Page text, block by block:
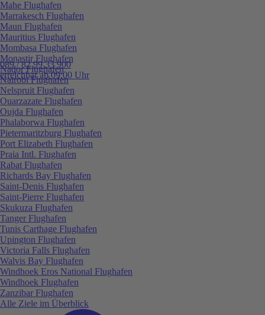
089 / 82 99 33 900
erreichbar ab 09:00 Uhr
Mahe Flughafen
Marrakesch Flughafen
Maun Flughafen
Mauritius Flughafen
Mombasa Flughafen
Monastir Flughafen
Nador Flughafen
Nairobi Flughafen
Nelspruit Flughafen
Ouarzazate Flughafen
Oujda Flughafen
Phalaborwa Flughafen
Pietermaritzburg Flughafen
Port Elizabeth Flughafen
Praia Intl. Flughafen
Rabat Flughafen
Richards Bay Flughafen
Saint-Denis Flughafen
Saint-Pierre Flughafen
Skukuza Flughafen
Tanger Flughafen
Tunis Carthage Flughafen
Upington Flughafen
Victoria Falls Flughafen
Walvis Bay Flughafen
Windhoek Eros National Flughafen
Windhoek Flughafen
Zanzibar Flughafen
Alle Ziele im Überblick